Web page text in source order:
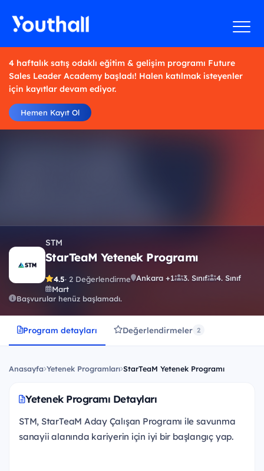
4 haftalık satış odaklı eğitim & gelişim programı Future
Sales Leader Academy başladı! Halen katılmak isteyenler
için kayıtlar devam ediyor.
Hemen Kayıt Ol
STM
StarTeaM Yetenek Programı
4.5· 2 Değerlendirme Ankara +1 3. Sınıf
4. Sınıf
Mart
Başvurular henüz başlamadı.
Program detayları Değerlendirmeler 2
Anasayfa Yetenek Programları StarTeaM Yetenek Programı
Yetenek Programı Detayları
STM, StarTeaM Aday Çalışan Programı ile savunma
sanayii alanında kariyerin için iyi bir başlangıç yap.